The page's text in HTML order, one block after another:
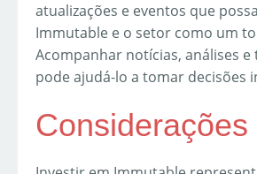
atualizações e eventos que
Immutable e o setor como um
Acompanhar notícias, análises e
pode ajudá-lo a tomar decisões
Considerações